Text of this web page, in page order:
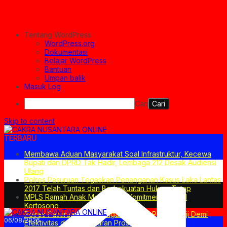
Tentang WordPress
WordPress.org
Dokumentasi
Belajar WordPress
Bantuan
Umpan balik
Masuk Log
Cari
Skip to content
TERBARU
Membawa Aduan Masyarakat Soal Infrastruktur, Kecewa
Bupati dan DPRD Tak Hadir, Lembaga 212 Desak Audiensi
Ulang
Polres Pasuruan Tegaskan Penanganan Kasus Laka Lantas
2017 Telah Tuntas dan Berkekuatan Hukum Tetap
MPLS Ramah Anak Merupakan Komitmen SMPN 1
Kertosono
Polres Pasuruan Mutasi Tiga Penyidik Polsek Beji Demi
Efektivitas dan Kelancaran Proses Penyidikan
06/08/2026